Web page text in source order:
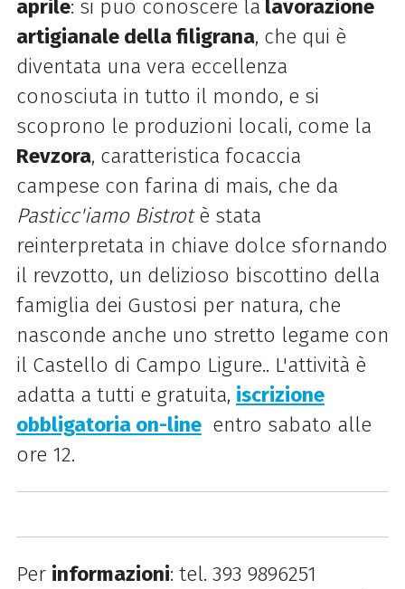
aprile: si può conoscere la lavorazione
artigianale della filigrana, che qui è
diventata una vera eccellenza
conosciuta in tutto il mondo, e si
scoprono le produzioni locali, come la
Revzora, caratteristica focaccia
campese con farina di mais, che da
Pasticc'iamo Bistrotè stata
reinterpretata in chiave dolce sfornando
il revzotto, un delizioso biscottino della
famiglia dei Gustosi per natura, che
nasconde anche uno stretto legame con
il Castello di Campo Ligure.. L'attività è
adatta a tutti e gratuita, iscrizione
obbligatoria on-line entro sabato alle
ore 12.
Per informazioni: tel. 393 9896251